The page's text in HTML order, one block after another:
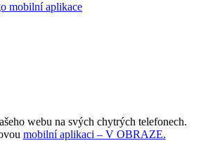
webu na svých chytrých telefonech.
mobilní aplikaci – V OBRAZE.